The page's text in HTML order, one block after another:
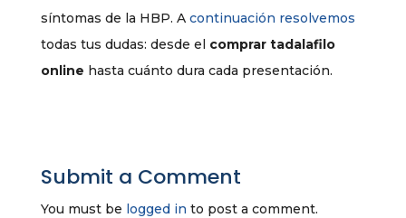
síntomas de la HBP. A continuación resolvemos
todas tus dudas: desde el comprar tadalafilo
online hasta cuánto dura cada presentación.
Submit a Comment
You must be logged in to post a comment.